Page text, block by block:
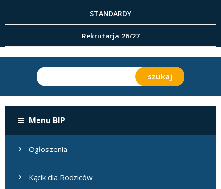
STANDARDY
Rekrutacja 26/27
Menu BIP
Ogłoszenia
Kącik dla Rodziców